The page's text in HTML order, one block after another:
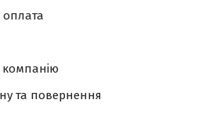
оплата
компанію
та повернення